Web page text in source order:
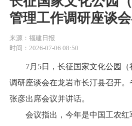
管理工作调研座谈
来源：福建日报
时间：2026-07-06 08:50
7月5日，长征国家文化公园（
调研座谈会在龙岩市长汀县召开
张彦出席会议并讲话。
会议指出，今年是中国工农红